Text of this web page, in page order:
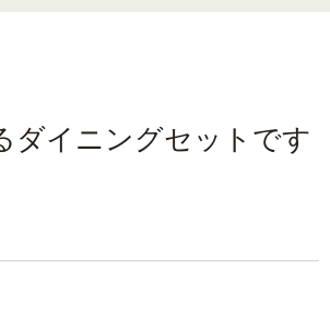
イニングセットです